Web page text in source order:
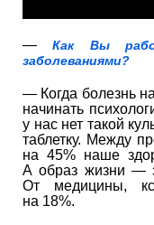
—Как Вы
заболеваниями?
— Когда болезнь
начинать
у нас нет такой
таблетку. Между
на 45% наше
А образ жизни —
От медицины,
на 18%.